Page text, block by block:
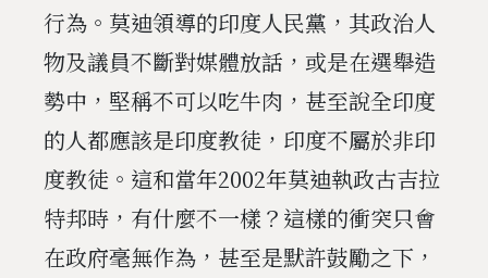
行為。莫迪領導的印度人民黨，其政治人
物及議員不斷對媒體放話，或是在選舉造
勢中，堅稱不可以吃牛肉，甚至說全印度
的人都應該是印度教徒，印度不屬於非印
度教徒。這和當年2002年莫迪執政古吉拉
特邦時，有什麼不一樣？這樣的衝突只會
在政府毫無作為，甚至是默許鼓勵之下，